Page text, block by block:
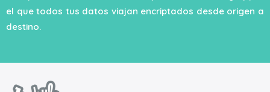
el que todos tus datos viajan encriptados desde origen a
destino.